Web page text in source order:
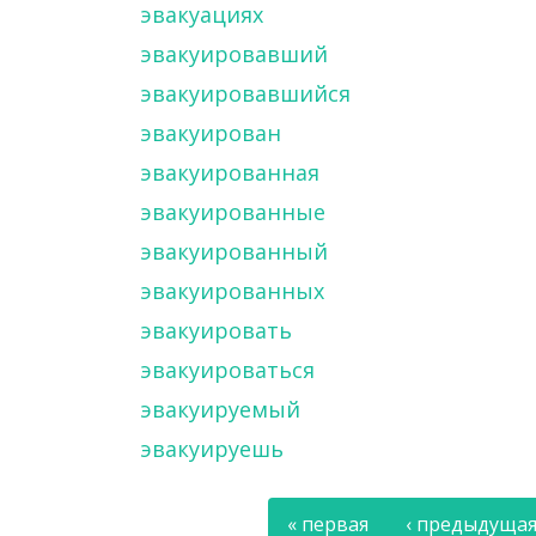
эвакуациях
эвакуировавший
эвакуировавшийся
эвакуирован
эвакуированная
эвакуированные
эвакуированный
эвакуированных
эвакуировать
эвакуироваться
эвакуируемый
эвакуируешь
« первая ‹ предыдущая